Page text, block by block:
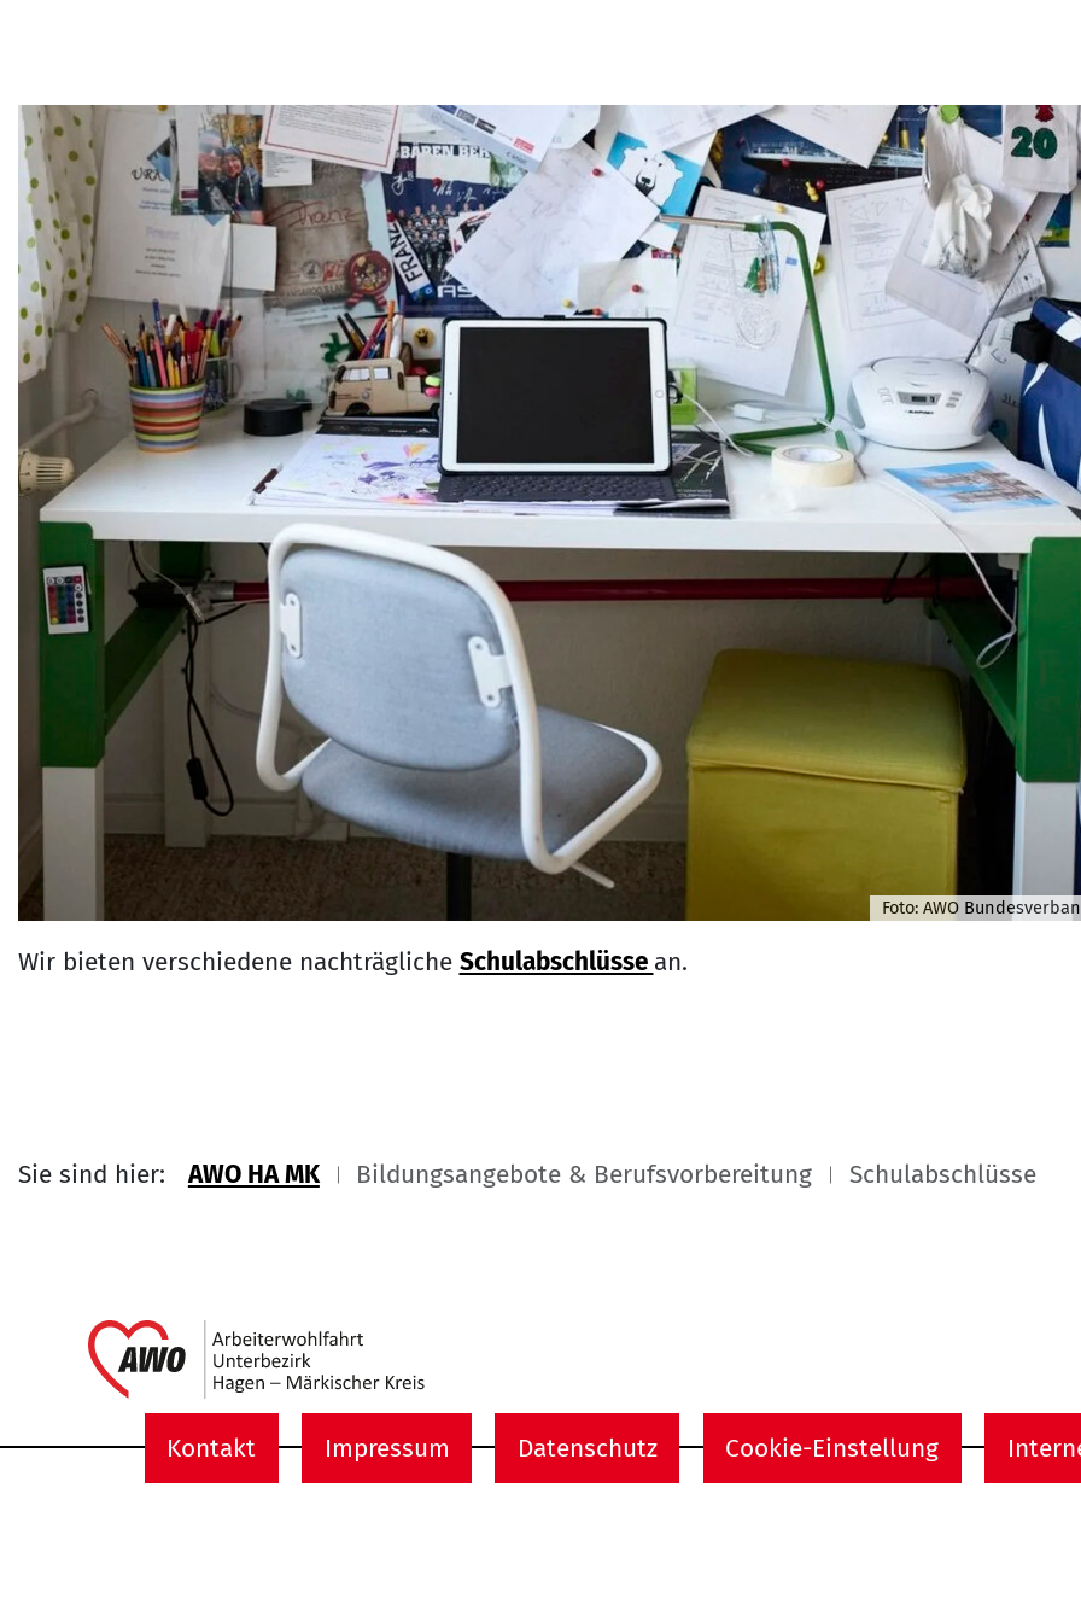
Foto: AWO
Wir bieten verschiedene nachträgliche Schulabschlüsse an.
Sie sind hier: AWO HA MK Bildungsangebote & Berufsvorbereitung Schulabschlüsse
Service Informationen
Kontakt Impressum Datenschutz Cookie-Einstellung